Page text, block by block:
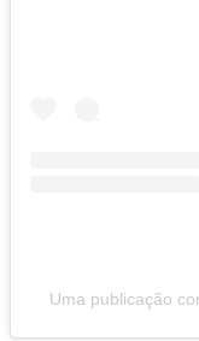
Uma publicação